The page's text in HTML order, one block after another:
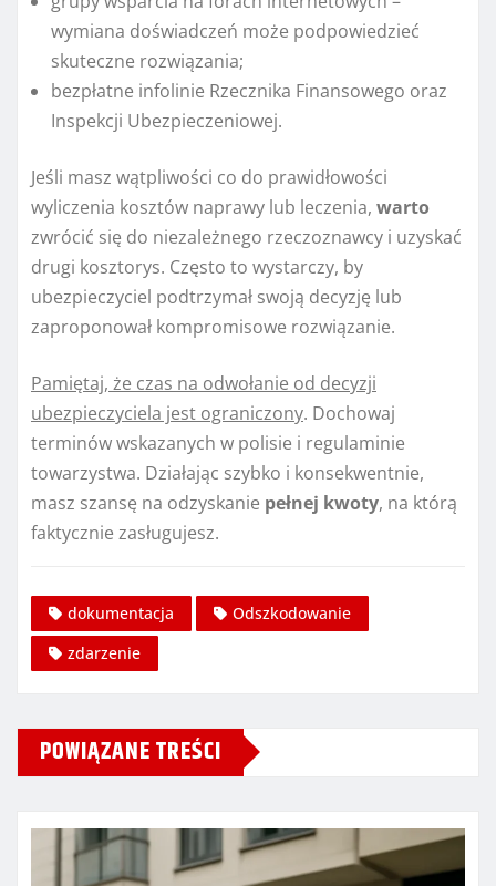
wymiana doświadczeń może podpowiedzieć
skuteczne rozwiązania;
bezpłatne infolinie Rzecznika Finansowego oraz
Inspekcji Ubezpieczeniowej.
Jeśli masz wątpliwości co do prawidłowości
wyliczenia kosztów naprawy lub leczenia, warto
zwrócić się do niezależnego rzeczoznawcy i uzyskać
drugi kosztorys. Często to wystarczy, by
ubezpieczyciel podtrzymał swoją decyzję lub
zaproponował kompromisowe rozwiązanie.
Pamiętaj, że czas na odwołanie od decyzji
ubezpieczyciela jest ograniczony. Dochowaj
terminów wskazanych w polisie i regulaminie
towarzystwa. Działając szybko i konsekwentnie,
masz szansę na odzyskanie pełnej kwoty, na którą
faktycznie zasługujesz.
dokumentacja
Odszkodowanie
zdarzenie
POWIĄZANE TREŚCI